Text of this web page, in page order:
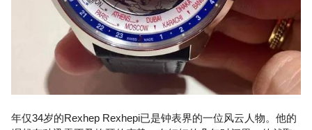
年仅34岁的Rexhep Rexhepi已是钟表界的一位风云人物。他的